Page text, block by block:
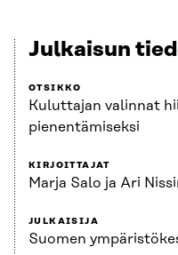
Julkaisun
OTSIKKO
Kuluttajan valinnat
pienentämiseksi
KIRJOITTAJAT
Marja Salo ja Ari
JULKAISIJA
Suomen